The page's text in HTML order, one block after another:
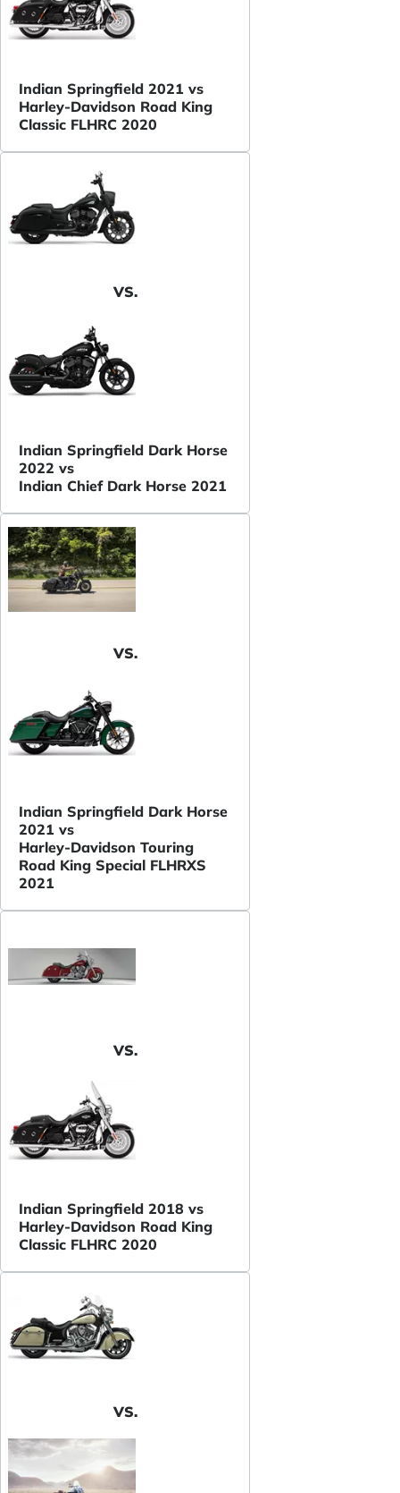
Indian Springfield 2021 vs
Harley-Davidson Road King
Classic FLHRC 2020
VS.
Indian Springfield Dark Horse
2022 vs
Indian Chief Dark Horse 2021
VS.
Indian Springfield Dark Horse
2021 vs
Harley-Davidson Touring
Road King Special FLHRXS
2021
VS.
Indian Springfield 2018 vs
Harley-Davidson Road King
Classic FLHRC 2020
VS.